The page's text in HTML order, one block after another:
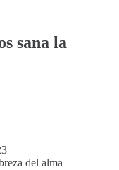
sana la